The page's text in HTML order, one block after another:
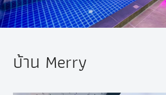
บ้าน Merry